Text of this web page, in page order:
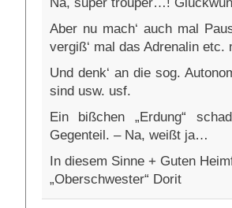
Aber nu mach‘ auch mal
vergiß‘ mal das Adrenalin
Und denk‘ an die sog.
sind usw. usf.
Ein bißchen „Erdung“
Gegenteil. – Na, weißt ja…
In diesem Sinne + Guten
„Oberschwester“ Dorit